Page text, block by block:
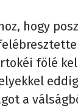
hogy
fölé
a